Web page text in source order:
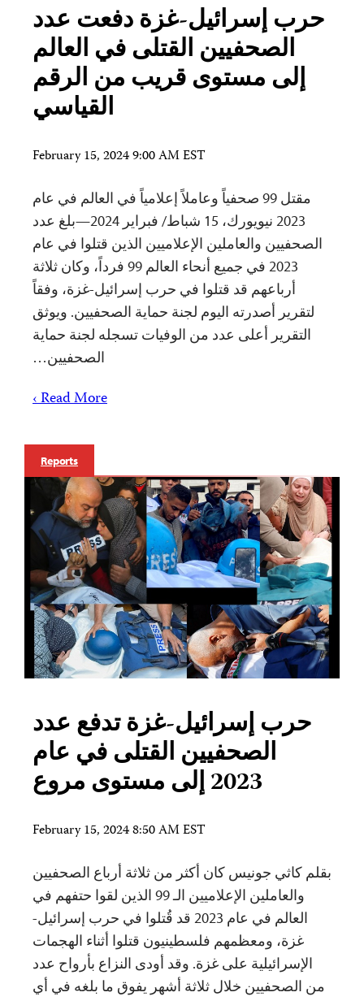
حرب إسرائيل-غزة دفعت عدد
الصحفيين القتلى في العالم
إلى مستوى قريب من الرقم
القياسي
February 15, 2024 9:00 AM EST
مقتل 99 صحفياً وعاملاً إعلامياً في العالم في عام
2023 نيويورك، 15 شباط/ فبراير 2024—بلغ عدد
الصحفيين والعاملين الإعلاميين الذين قتلوا في عام
2023 في جميع أنحاء العالم 99 فرداً، وكان ثلاثة
أرباعهم قد قتلوا في حرب إسرائيل-غزة، وفقاً
لتقرير أصدرته اليوم لجنة حماية الصحفيين. ويوثق
التقرير أعلى عدد من الوفيات تسجله لجنة حماية
الصحفيين…
Read More ›
Reports
حرب إسرائيل-غزة تدفع عدد
الصحفيين القتلى في عام
2023 إلى مستوى مروع
February 15, 2024 8:50 AM EST
بقلم كاثي جونيس كان أكثر من ثلاثة أرباع الصحفيين
والعاملين الإعلاميين الـ 99 الذين لقوا حتفهم في
العالم في عام 2023 قد قُتلوا في حرب إسرائيل-
غزة، ومعظمهم فلسطينيون قتلوا أثناء الهجمات
الإسرائيلية على غزة. وقد أودى النزاع بأرواح عدد
من الصحفيين خلال ثلاثة أشهر يفوق ما بلغه في أي